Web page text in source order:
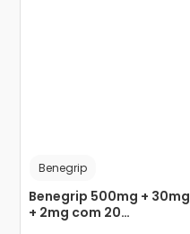
Benegrip
Benegrip 500mg + 30mg
+ 2mg com 20